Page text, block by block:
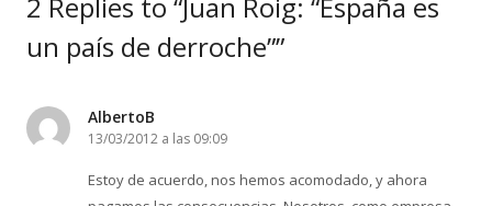
un país de derroche””
AlbertoB
13/03/2012 a las 09:09
Estoy de acuerdo, nos hemos acomodado, y ahora